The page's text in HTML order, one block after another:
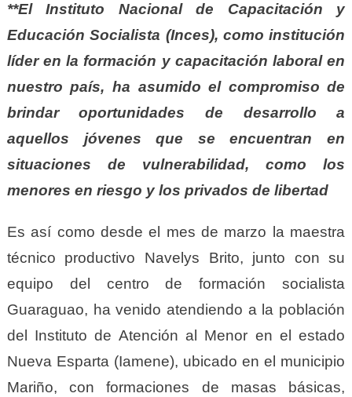
**El Instituto Nacional de Capacitación y
Educación Socialista (Inces), como institución
líder en la formación y capacitación laboral en
nuestro país, ha asumido el compromiso de
brindar oportunidades de desarrollo a
aquellos jóvenes que se encuentran en
situaciones de vulnerabilidad, como los
menores en riesgo y los privados de libertad
Es así como desde el mes de marzo la maestra
técnico productivo Navelys Brito, junto con su
equipo del centro de formación socialista
Guaraguao, ha venido atendiendo a la población
del Instituto de Atención al Menor en el estado
Nueva Esparta (Iamene), ubicado en el municipio
Mariño, con formaciones de masas básicas,